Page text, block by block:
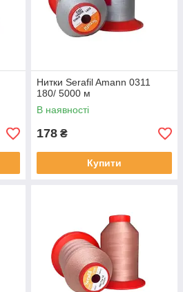
Нитки Serafil Amann 0311
180/ 5000 м
В наявності
178 ₴
Купити